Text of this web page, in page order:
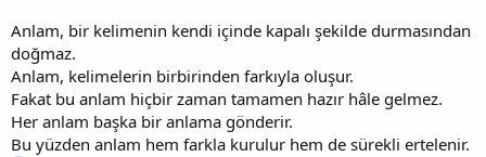
Anlam, bir kelimenin kendi içinde kapalı şekilde durmasından
doğmaz.
Anlam, kelimelerin birbirinden farkıyla oluşur.
Fakat bu anlam hiçbir zaman tamamen hazır hâle gelmez.
Her anlam başka bir anlama gönderir.
Bu yüzden anlam hem farkla kurulur hem de sürekli ertelenir.